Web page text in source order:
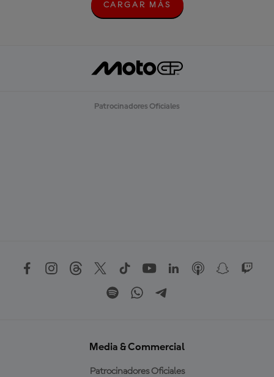
C
A
R
M
CARGAR MÁS
Patrocinadores Oficiales
Media & Commercial
Patrocinadores Oficiales